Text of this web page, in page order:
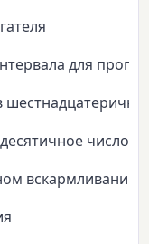
для
число
вскармливании